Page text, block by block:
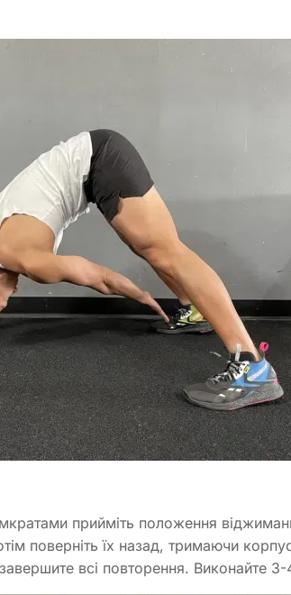
прийміть положення
поверніть їх назад, тримаючи
всі повторення. Виконайте